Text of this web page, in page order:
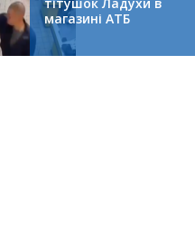
тітушок Ладухи в
магазині АТБ